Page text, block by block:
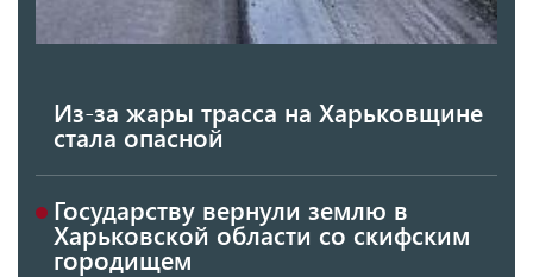
Из-за жары трасса на Харьковщине
стала опасной
Государству вернули землю в
Харьковской области со скифским
городищем